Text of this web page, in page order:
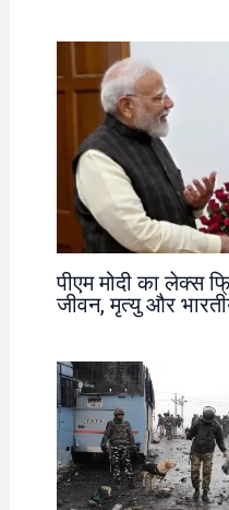
पीएम मोदी का लेक्स
जीवन, मृत्यु और